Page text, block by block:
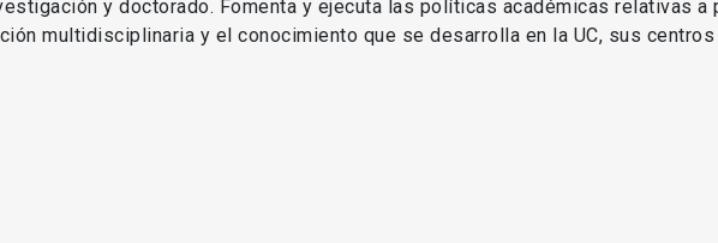
y doctorado. Fomenta y ejecuta las políticas académicas relativas a
multidisciplinaria y el conocimiento que se desarrolla en la UC, sus